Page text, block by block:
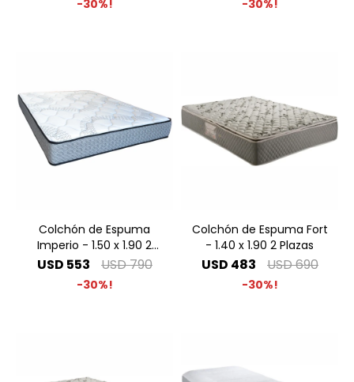
30 30
Colchón de Espuma
Imperio - 1.50 x 1.90 2
Plazas Especial
USD 553 USD790
30
Colchón de Espuma Fort
- 1.40 x 1.90 2 Plazas
USD 483 USD690
30